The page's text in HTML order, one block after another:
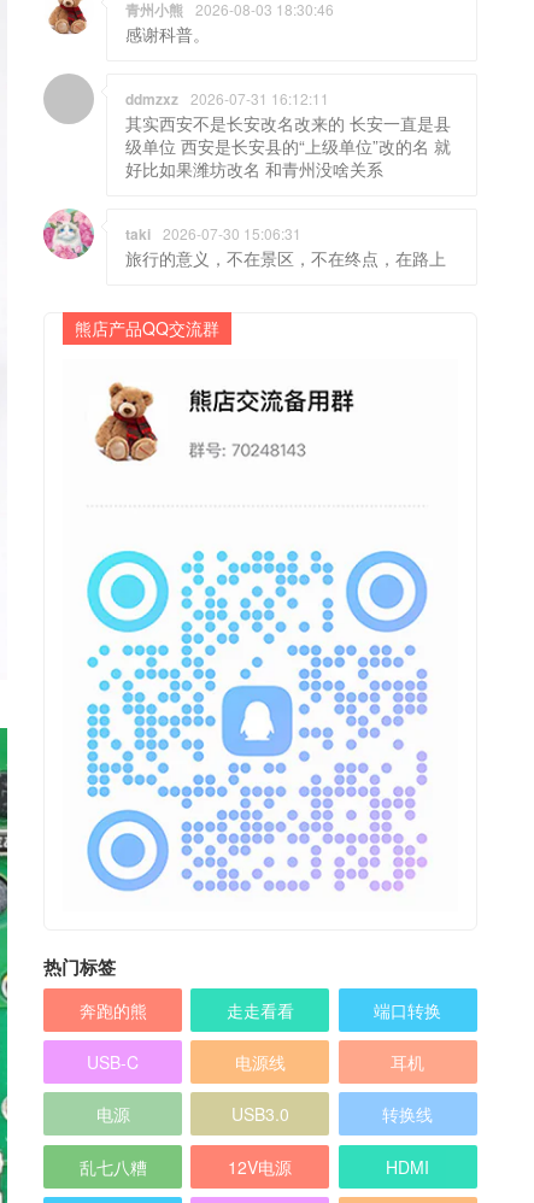
青州小熊 2026-08-03 18:30:46
感谢科普。
ddmzxz 2026-07-31 16:12:11
其实西安不是长安改名改来的 长安一直是县
级单位 西安是长安县的“上级单位”改的名 就
好比如果潍坊改名 和青州没啥关系
taki 2026-07-30 15:06:31
旅行的意义，不在景区，不在终点，在路上
熊店产品QQ交流群
热门标签
奔跑的熊 走走看看 端口转换
USB-C 电源线 耳机
电源 USB3.0 转换线
乱七八糟 12V电源 HDMI